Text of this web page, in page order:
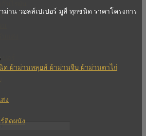
อร์
จอร์
ม่าน วอลล์เปเปอร์ มูลี่ ทุกชนิด ราคาโครงการ
ด ผ้าม่านหลุยส์ ผ้าม่านจีบ ผ้าม่านตาไก่
ง
ร์ติดผนัง